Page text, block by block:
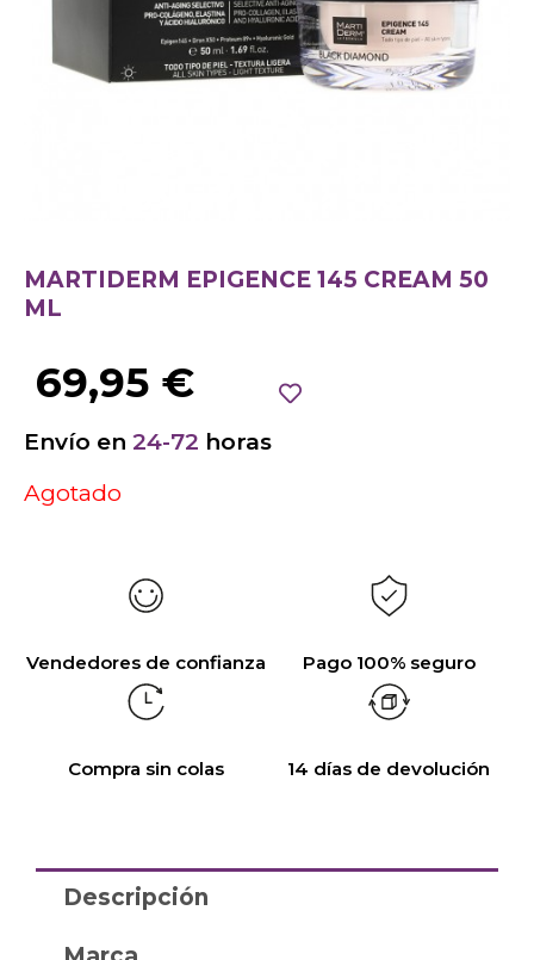
MARTIDERM EPIGENCE 145 CREAM 50
ML
69,95 €
Envío en 24-72 horas
Agotado
Vendedores de confianza Pago 100% seguro
Compra sin colas 14 días de devolución
Descripción